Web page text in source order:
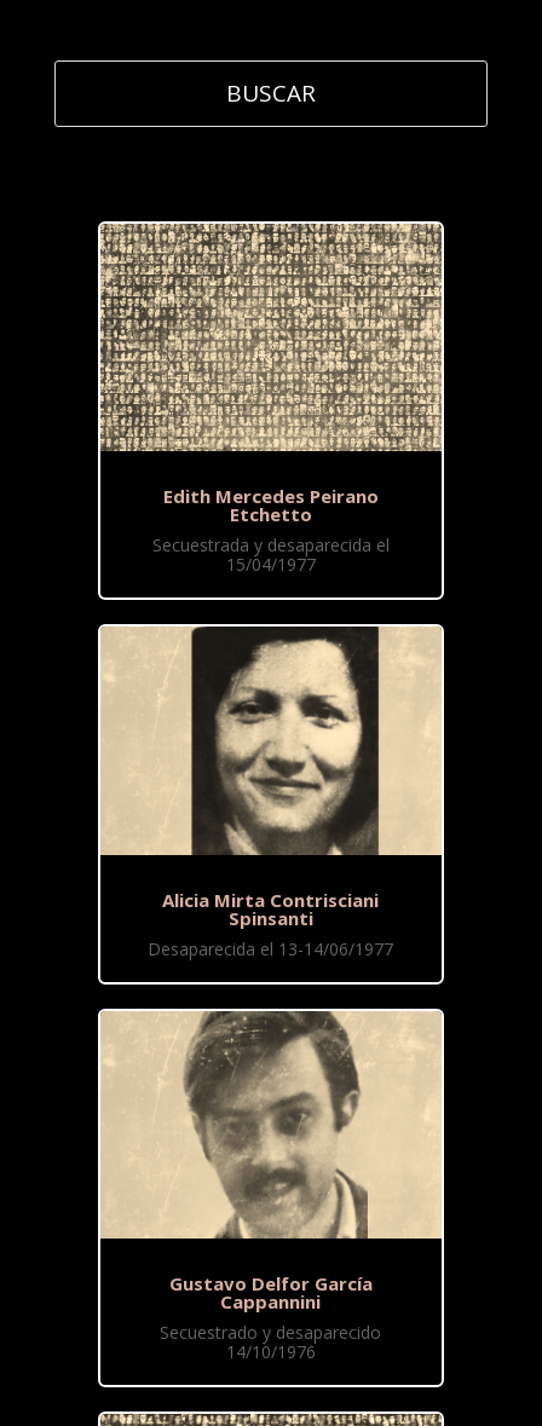
Edith Mercedes Peirano
Etchetto
Secuestrada y desaparecida el
15/04/1977
Alicia Mirta Contrisciani
Spinsanti
Desaparecida el 13-14/06/1977
Gustavo Delfor García
Cappannini
Secuestrado y desaparecido
14/10/1976